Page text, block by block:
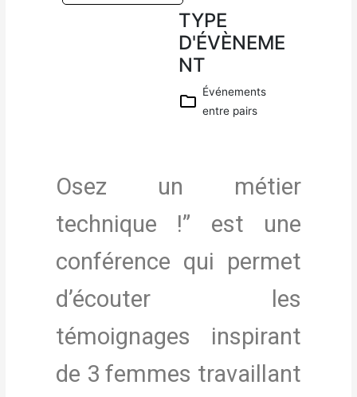
Office
365
Outloo
k Live
TYPE
D'ÉVÈNEME
NT
Événements
entre pairs
Osez un métier
technique !” est une
conférence qui permet
d’écouter les
témoignages inspirant
de 3 femmes travaillant